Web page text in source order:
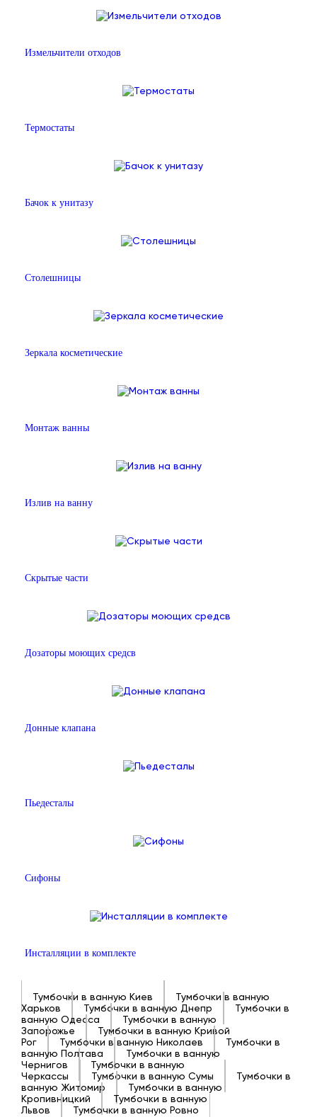
Измельчители отходов
Термостаты
Бачок к унитазу
Столешницы
Зеркала косметические
Монтаж ванны
Излив на ванну
Скрытые части
Дозаторы моющих средсв
Донные клапана
Пьедесталы
Сифоны
Инсталляции в комплекте
Тумбочки в ванную Киев
Тумбочки в ванную
Харьков
Тумбочки в ванную Днепр
Тумбочки в
ванную Одесса
Тумбочки в ванную
Запорожье
Тумбочки в ванную Кривой
Рог
Тумбочки в ванную Николаев
Тумбочки в
ванную Полтава
Тумбочки в ванную
Чернигов
Тумбочки в ванную
Черкассы
Тумбочки в ванную Сумы
Тумбочки в
ванную Житомир
Тумбочки в ванную
Кропивницкий
Тумбочки в ванную
Львов
Тумбочки в ванную Ровно